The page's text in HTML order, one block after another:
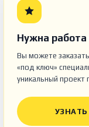
Нужна работа
Вы можете
«под ключ»
уникальный проект